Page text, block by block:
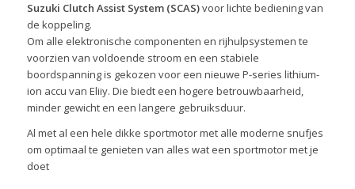
Suzuki Clutch Assist System (SCAS)voor lichte bediening van
de koppeling.
Om alle elektronische componenten en rijhulpsystemen te
voorzien van voldoende stroom en een stabiele
boordspanning is gekozen voor een nieuwe P-series lithium-
ion accu van Eliiy. Die biedt een hogere betrouwbaarheid,
minder gewicht en een langere gebruiksduur.
Al met al een hele dikke sportmotor met alle moderne snufjes
om optimaal te genieten van alles wat een sportmotor met je
doet